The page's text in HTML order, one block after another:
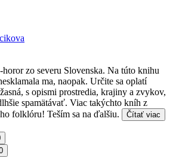
zo severu Slovenska. Na túto knihu
ma, naopak. Určite sa oplatí
s opismi prostredia, krajiny a zvykov,
spamätávať. Viac takýchto kníh z
folklóru! Teším sa na ďalšiu.
Čítať viac